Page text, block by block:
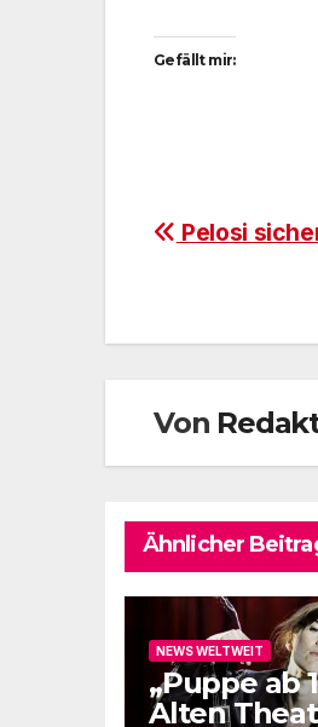
Gefällt mir:
Pelosi
Von
Ähnlicher
NEWS WELTWEIT
„Puppe ab
Alten